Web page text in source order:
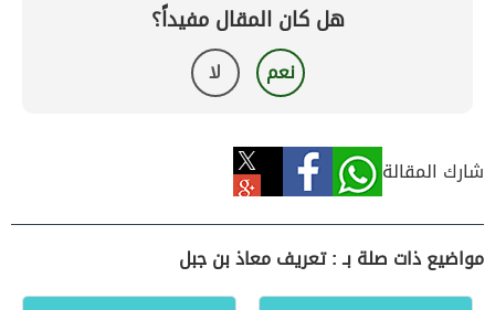
هل كان المقال مفيداً؟
نعم لا
شارك المقالة
مواضيع ذات صلة بـ : تعريف معاذ بن جبل